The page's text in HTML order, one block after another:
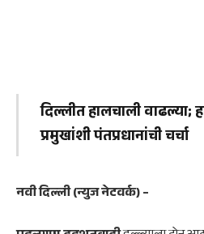
दिल्लीत हालचाली वाढल्या;
प्रमुखांशी पंतप्रधानांची चर्चा
नवी दिल्ली (न्युज नेटवर्क) –